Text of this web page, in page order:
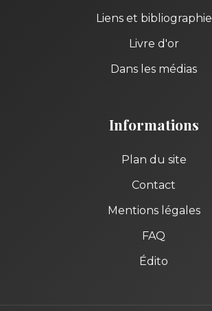
Liens et bibliographie
Livre d'or
Dans les médias
Informations
Plan du site
Contact
Mentions légales
FAQ
Édito